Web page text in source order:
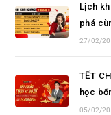
Lịch
phá
27/02/
TẾT
học
05/02/